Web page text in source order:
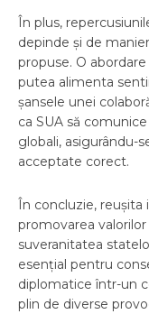
În plus,
depinde și de
propuse. O
putea alimenta
șansele unei
ca SUA să
globali, asigurându-
acceptate corect.
În concluzie,
promovarea
suveranitatea
esențial pentru
diplomatice într-un
plin de diverse